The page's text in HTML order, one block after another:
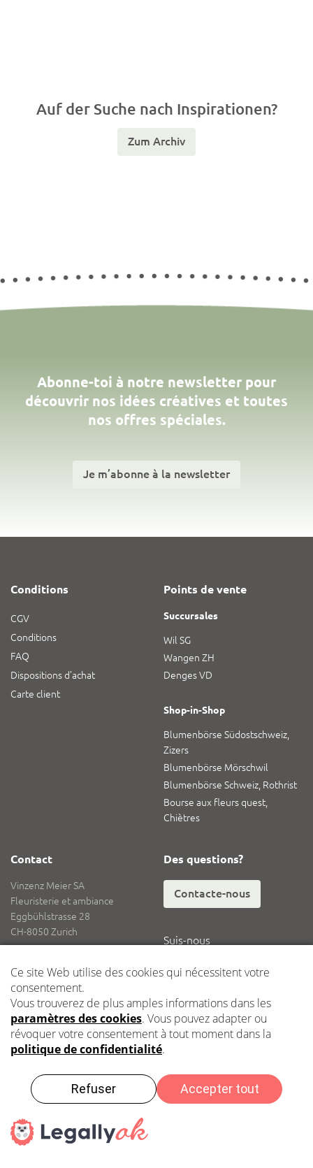
Auf der Suche nach Inspirationen?
Zum Archiv
Abonne-toi à notre newsletter pour
découvrir nos idées créatives et toutes
nos offres spéciales.
Je m’abonne à la newsletter
Des conseils?
Conditions
CGV
Conditions
FAQ
Dispositions d’achat
Carte client
Points de vente
Succursales
Wil SG
Wangen ZH
Denges VD
Shop-in-Shop
Blumenbörse Südostschweiz,
Zizers
Blumenbörse Mörschwil
Blumenbörse Schweiz, Rothrist
Bourse aux fleurs quest,
Chiètres
Contact
Vinzenz Meier SA
Fleuristerie et ambiance
Eggbühlstrasse 28
CH-8050 Zurich
E-mailinfo@vinzenzmeier.ch
Logistique
Dépôt central Kleindöttingen
Des questions?
Contacte-nous
Suis-nous
Protection des données